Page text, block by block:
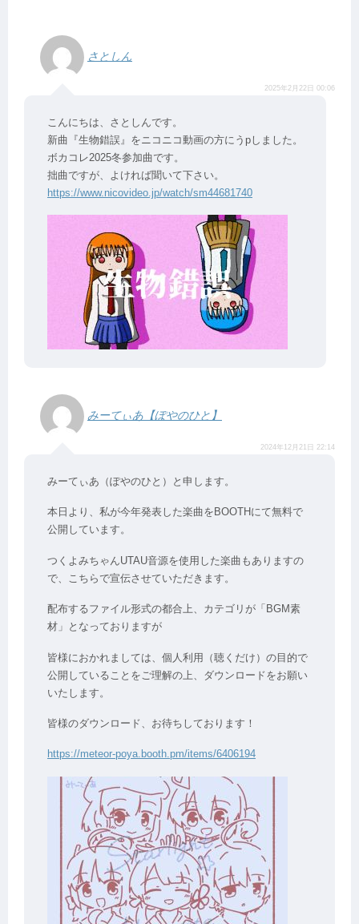
さとしん
2025年2月22日 00:06
こんにちは、さとしんです。
新曲『生物錯誤』をニコニコ動画の方にうpしました。
ボカコレ2025冬参加曲です。
拙曲ですが、よければ聞いて下さい。
https://www.nicovideo.jp/watch/sm44681740
みーてぃあ【ぽやのひと】
2024年12月21日 22:14
みーてぃあ（ぽやのひと）と申します。
本日より、私が今年発表した楽曲をBOOTHにて無料で
公開しています。
つくよみちゃんUTAU音源を使用した楽曲もありますの
で、こちらで宣伝させていただきます。
配布するファイル形式の都合上、カテゴリが「BGM素
材」となっておりますが
皆様におかれましては、個人利用（聴くだけ）の目的で
公開していることをご理解の上、ダウンロードをお願い
いたします。
皆様のダウンロード、お待ちしております！
https://meteor-poya.booth.pm/items/6406194